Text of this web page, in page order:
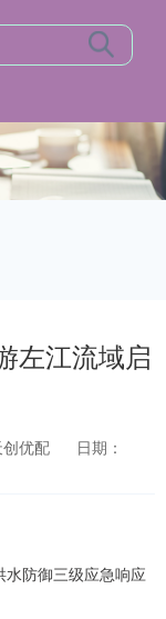
左江流域启
优配
日期：